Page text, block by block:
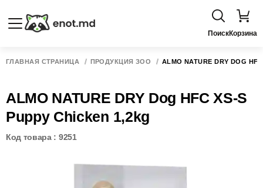
ПоискКорзина
ГЛАВНАЯ СТРАНИЦА ПРОДУКЦИЯ ЗОО ALMO NATURE DRY DOG
ALMO NATURE DRY Dog HFC XS-S
Puppy Chicken 1,2kg
Код товара : 9251